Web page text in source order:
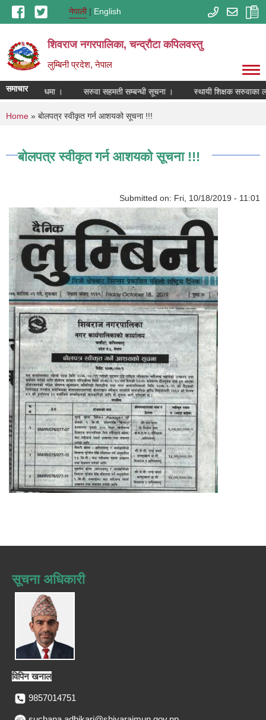
Skip to main contentनेपाली English
शिवराज नगरपालिका, चन्द्राैटा कपिलवस्तु
लुम्बिनी प्रदेश, नेपाल
समाचारसम्बन्धमा । सरुवा सहमती सम्बन्धी सूचना । स्थायी शिक्षक सरुवाका
You are here
Home » बाेलपत्र स्वीकृत गर्न आशयको सूचना !!!
बाेलपत्र स्वीकृत गर्न आशयको सूचना !!!
Submitted on: Fri, 10/18/2019 - 11:01
सूचना अधिकारी
विपिन खनाल
9857014751